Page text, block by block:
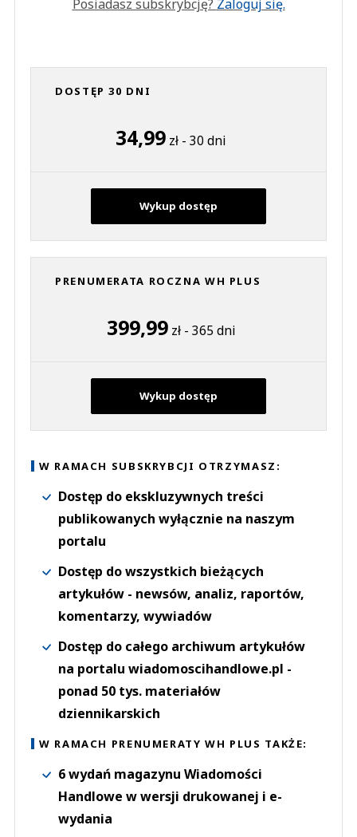
Posiadasz subskrybcję? Zaloguj się.
DOSTĘP 30 DNI
34,99 zł - 30 dni
Wykup dostęp
PRENUMERATA ROCZNA WH PLUS
399,99zł - 365 dni
Wykup dostęp
W RAMACH SUBSKRYBCJI OTRZYMASZ:
Dostęp do ekskluzywnych treści
publikowanych wyłącznie na naszym
portalu
Dostęp do wszystkich bieżących
artykułów - newsów, analiz, raportów,
komentarzy, wywiadów
Dostęp do całego archiwum artykułów
na portalu wiadomoscihandlowe.pl -
ponad 50 tys. materiałów
dziennikarskich
W RAMACH PRENUMERATY WH PLUS TAKŻE:
6 wydań magazynu Wiadomości
Handlowe w wersji drukowanej i e-
wydania